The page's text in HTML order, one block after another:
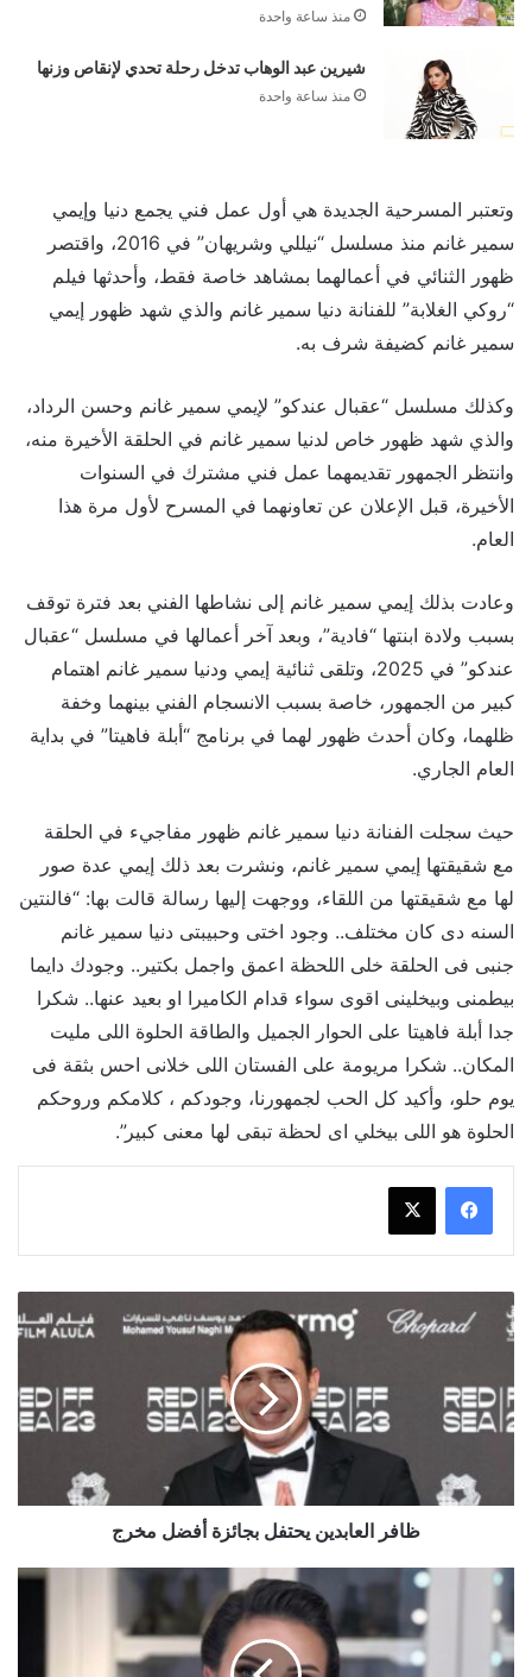
منذ ساعة واحدة
شيرين عبد الوهاب تدخل رحلة تحدي لإنقاص وزنها
منذ ساعة واحدة
وتعتبر المسرحية الجديدة هي أول عمل فني يجمع دنيا وإيمي
سمير غانم منذ مسلسل “نيللي وشريهان” في 2016، واقتصر
ظهور الثنائي في أعمالهما بمشاهد خاصة فقط، وأحدثها فيلم
“روكي الغلابة” للفنانة دنيا سمير غانم والذي شهد ظهور إيمي
سمير غانم كضيفة شرف به.
وكذلك مسلسل “عقبال عندكو” لإيمي سمير غانم وحسن الرداد،
والذي شهد ظهور خاص لدنيا سمير غانم في الحلقة الأخيرة منه،
وانتظر الجمهور تقديمهما عمل فني مشترك في السنوات
الأخيرة، قبل الإعلان عن تعاونهما في المسرح لأول مرة هذا
العام.
وعادت بذلك إيمي سمير غانم إلى نشاطها الفني بعد فترة توقف
بسبب ولادة ابنتها “فادية”، وبعد آخر أعمالها في مسلسل “عقبال
عندكو” في 2025، وتلقى ثنائية إيمي ودنيا سمير غانم اهتمام
كبير من الجمهور، خاصة بسبب الانسجام الفني بينهما وخفة
ظلهما، وكان أحدث ظهور لهما في برنامج “أبلة فاهيتا” في بداية
العام الجاري.
حيث سجلت الفنانة دنيا سمير غانم ظهور مفاجيء في الحلقة
مع شقيقتها إيمي سمير غانم، ونشرت بعد ذلك إيمي عدة صور
لها مع شقيقتها من اللقاء، ووجهت إليها رسالة قالت بها: “فالنتين
السنه دى كان مختلف.. وجود اختى وحبيبتى دنيا سمير غانم
جنبى فى الحلقة خلى اللحظة اعمق واجمل بكتير.. وجودك دايما
بيطمنى وبيخلينى اقوى سواء قدام الكاميرا او بعيد عنها⁩.. شكرا
جدا أبلة فاهيتا على الحوار الجميل والطاقة الحلوة اللى مليت
المكان.⁩. شكرا مريومة على الفستان اللى خلانى احس بثقة فى
يوم حلو، وأكيد كل الحب لجمهورنا، وجودكم ، كلامكم وروحكم
الحلوة هو اللى بيخلي اى لحظة تبقى لها معنى كبير”.
ظافر
العابدين
أفضل
مخرج
ظافر العابدين يحتفل بجائزة أفضل مخرج
أول
من
ريهام